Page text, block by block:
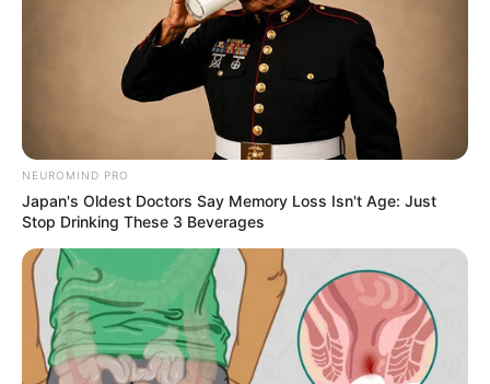
La guanábana y el
cáncer: ¿Remedio
natural o mito sin
confirmar?
18 March, 2025 admin
La guanábana y el
NEUROMIND PRO
Japan's Oldest Doctors Say Memory Loss Isn't Age: Just
Stop Drinking These 3 Beverages